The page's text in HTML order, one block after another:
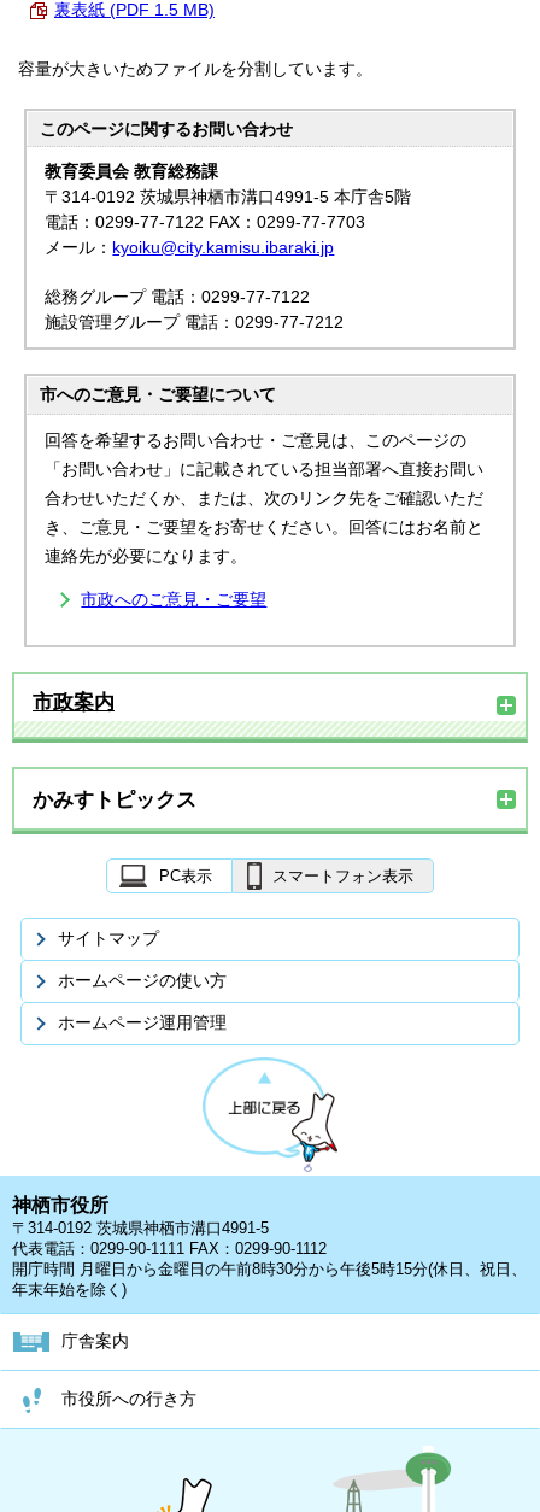
裏表紙 (PDF 1.5 MB)
容量が大きいためファイルを分割しています。
このページに関するお問い合わせ
教育委員会 教育総務課
〒314-0192 茨城県神栖市溝口4991-5 本庁舎5階
電話：0299-77-7122 FAX：0299-77-7703
メール： kyoiku@city.kamisu.ibaraki.jp
総務グループ 電話：0299-77-7122
施設管理グループ 電話：0299-77-7212
市へのご意見・ご要望について
回答を希望するお問い合わせ・ご意見は、このページの
「お問い合わせ」に記載されている担当部署へ直接お問い
合わせいただくか、または、次のリンク先をご確認いただ
き、ご意見・ご要望をお寄せください。回答にはお名前と
連絡先が必要になります。
市政へのご意見・ご要望
市政案内
かみすトピックス
PC表示 スマートフォン表示
サイトマップ
ホームページの使い方
ホームページ運用管理
神栖市役所
〒314-0192 茨城県神栖市溝口4991-5
代表電話：0299-90-1111 FAX：0299-90-1112
開庁時間 月曜日から金曜日の午前8時30分から午後5時15分(休日、祝日、
年末年始を除く)
庁舎案内
市役所への行き方